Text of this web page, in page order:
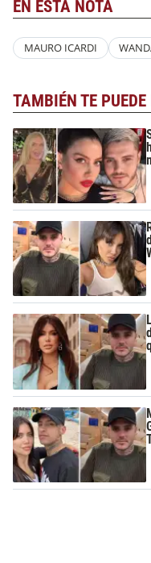
EN ESTA NOTA
MAURO ICARDI
TAMBIÉN TE